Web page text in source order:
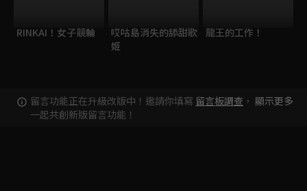
RINKAI！女子競輪
哎咕島消失的舔甜歌
姬
龍王的工作！
留言功能正在升級改版中！邀請你填寫 留言板調查 ，
一起共創新版留言功能！
顯示更多